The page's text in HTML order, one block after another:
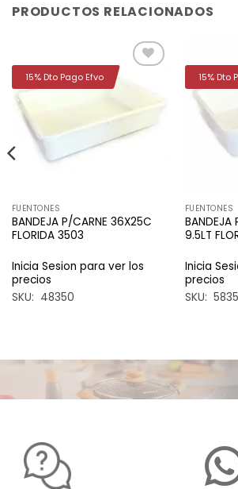
PRODUCTOS RELACIONADOS
a la
lista de
deseos
FUENTONES
BANDEJA P/CARNE 36X25C
FLORIDA 3503
Inicia Sesion para ver los
precios
SKU: 48350
15% Dto Pago Efvo
FUENTONES
9.5LT
Inicia
precios
SKU:
15% Dto